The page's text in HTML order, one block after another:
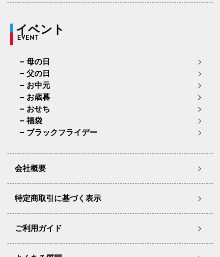
イベント
EVENT
母の日
父の日
お中元
お歳暮
おせち
福袋
ブラックフライデー
会社概要
特定商取引に基づく表示
ご利用ガイド